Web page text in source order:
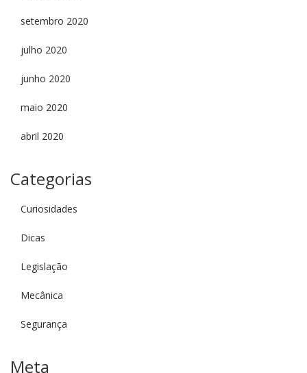
setembro 2020
julho 2020
junho 2020
maio 2020
abril 2020
Categorias
Curiosidades
Dicas
Legislação
Mecânica
Segurança
Meta